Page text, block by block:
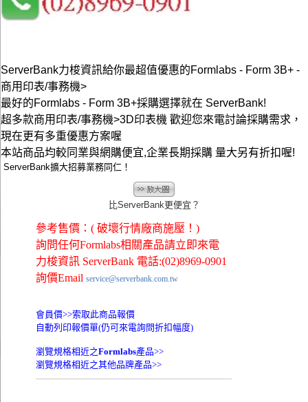
ServerBank力梭資訊給你最超值優惠的Formlabs - Form 3B+ -
商用印表/事務機>
最好的Formlabs - Form 3B+採購選擇就在 ServerBank!
超多款商用印表/事務機>3D印表機 歡迎您來電討論採購需求，
現在更有多重優惠方案喔
本站商品均較同業與網購便宜,企業長期採購 量大另有折扣喔!
ServerBank擴大招募業務同仁！
比ServerBank更便宜？
參考售價：( 破壞行情廠商施壓！)
詢問任何Formlabs相關產品請立即來電
力梭資訊 ServerBank 電話:(02)8969-0901
詢價Email service@serverbank.com.tw
會員價>>索取此商品報價
自動列印報價單(仍可來電詢問折扣幅度)
瀏覽規格相近之Formlabs產品>>
瀏覽規格相近之其他品牌產品>>